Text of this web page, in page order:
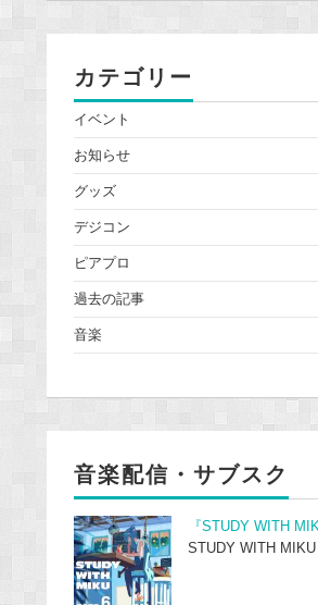
カテゴリー
イベント
お知らせ
グッズ
デジコン
ピアプロ
過去の記事
音楽
音楽配信・サブスク
『STUDY WITH
STUDY WITH MIKU